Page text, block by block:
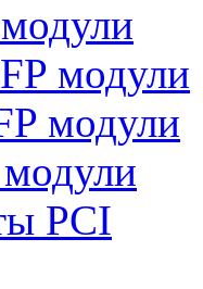
модули
модули
PCI